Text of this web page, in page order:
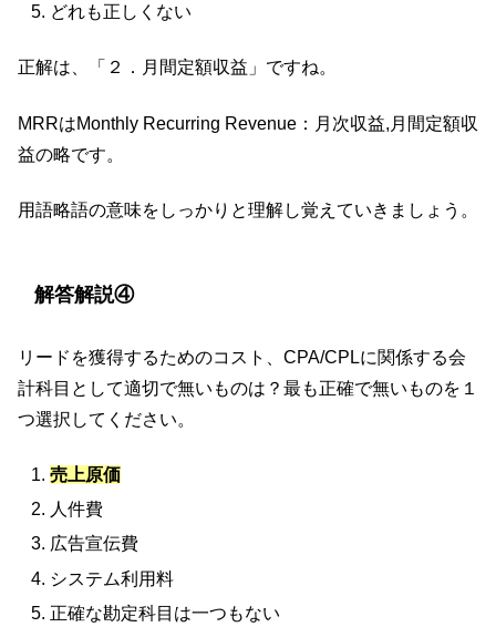
どれも正しくない
正解は、「２．月間定額収益」ですね。
MRRはMonthly Recurring Revenue：月次収益,月間定額収
益の略です。
用語略語の意味をしっかりと理解し覚えていきましょう。
解答解説④
リードを獲得するためのコスト、CPA/CPLに関係する会
計科目として適切で無いものは？最も正確で無いものを１
つ選択してください。
売上原価
人件費
広告宣伝費
システム利用料
正確な勘定科目は一つもない